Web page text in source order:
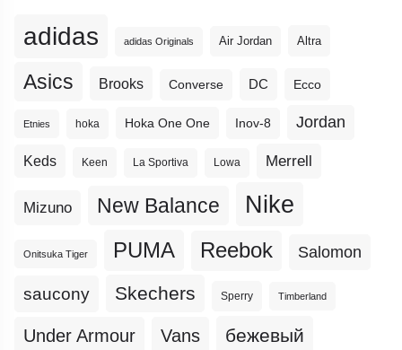
adidas adidas Originals Air Jordan Altra
Asics Brooks Converse DC Ecco
Etnies hoka Hoka One One Inov-8 Jordan
Keds Keen La Sportiva Lowa Merrell
Mizuno New Balance Nike
Onitsuka Tiger PUMA Reebok Salomon
saucony Skechers Sperry Timberland
Under Armour Vans бежевый